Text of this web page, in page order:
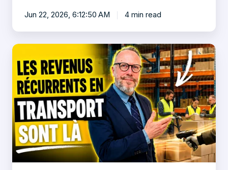
Jun 22, 2026, 6:12:50 AM 4 min read
Rentabilité
du
stockage
logistique
l'erreur
qui
coûte
cher
à
de
nombreux